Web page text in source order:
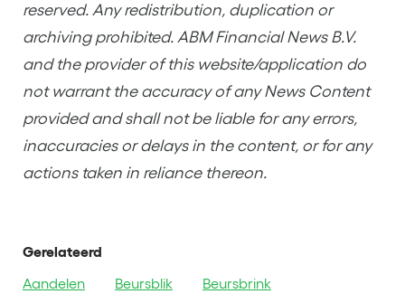
reserved. Any redistribution, duplication or
archiving prohibited. ABM Financial News B.V.
and the provider of this website/application do
not warrant the accuracy of any News Content
provided and shall not be liable for any errors,
inaccuracies or delays in the content, or for any
actions taken in reliance thereon.
Gerelateerd
Aandelen
Beursblik
Beursbrink